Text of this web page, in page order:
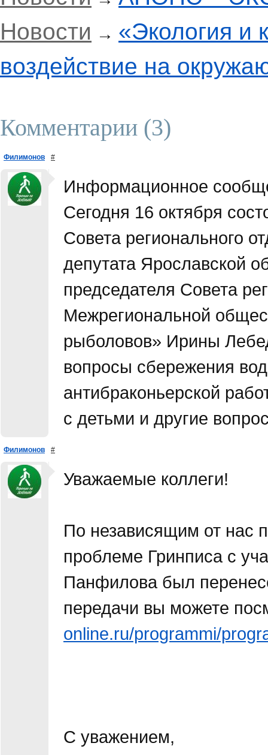
Новости → «Экология и
воздействие на
Комментарии (3)
Филимонов #
Информационное
Сегодня 16 октября
Совета регионального
депутата Ярославской
председателя Совета
Межрегиональной
рыболовов» Ирины
вопросы сбережения
антибраконьерской
с детьми и другие
Филимонов #
Уважаемые коллеги!
По независящим от нас
проблеме Гринписа с
Панфилова был
передачи вы можете
online.ru/programmi/
С уважением,